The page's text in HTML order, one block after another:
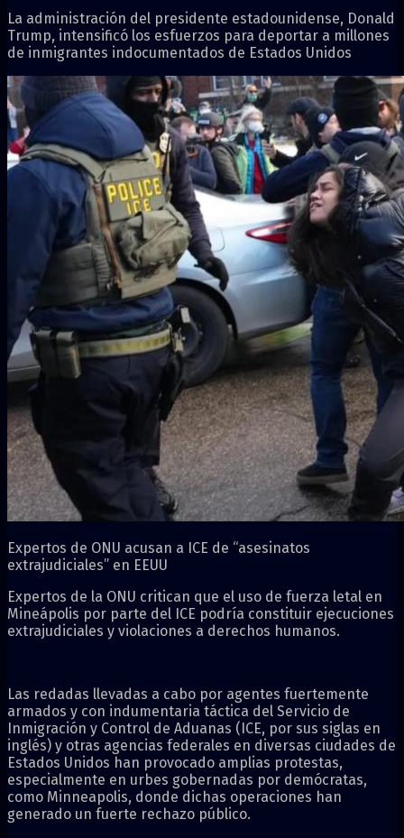
La administración del presidente estadounidense, Donald
Trump, intensificó los esfuerzos para deportar a millones
de inmigrantes indocumentados de Estados Unidos
Expertos de ONU acusan a ICE de “asesinatos
extrajudiciales” en EEUU
Expertos de la ONU critican que el uso de fuerza letal en
Mineápolis por parte del ICE podría constituir ejecuciones
extrajudiciales y violaciones a derechos humanos.
Las redadas llevadas a cabo por agentes fuertemente
armados y con indumentaria táctica del Servicio de
Inmigración y Control de Aduanas (ICE, por sus siglas en
inglés) y otras agencias federales en diversas ciudades de
Estados Unidos han provocado amplias protestas,
especialmente en urbes gobernadas por demócratas,
como Minneapolis, donde dichas operaciones han
generado un fuerte rechazo público.